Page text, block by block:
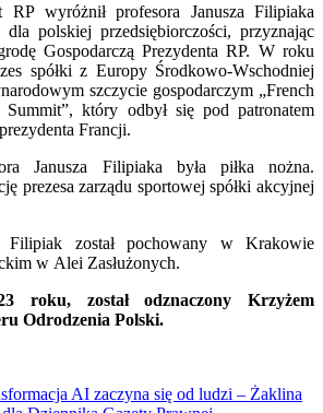
wyróżnił profesora Janusza Filipiaka
dla polskiej przedsiębiorczości, przyznając
Gospodarczą Prezydenta RP. W roku
spółki z Europy Środkowo-Wschodniej
szczycie gospodarczym „French
Summit”, który odbył się pod patronatem
Francji.
Janusza Filipiaka była piłka nożna.
prezesa zarządu sportowej spółki akcyjnej
Filipiak został pochowany w Krakowie
w Alei Zasłużonych.
roku, został odznaczony Krzyżem
Odrodzenia Polski.
AI zaczyna się od ludzi – Żaklina